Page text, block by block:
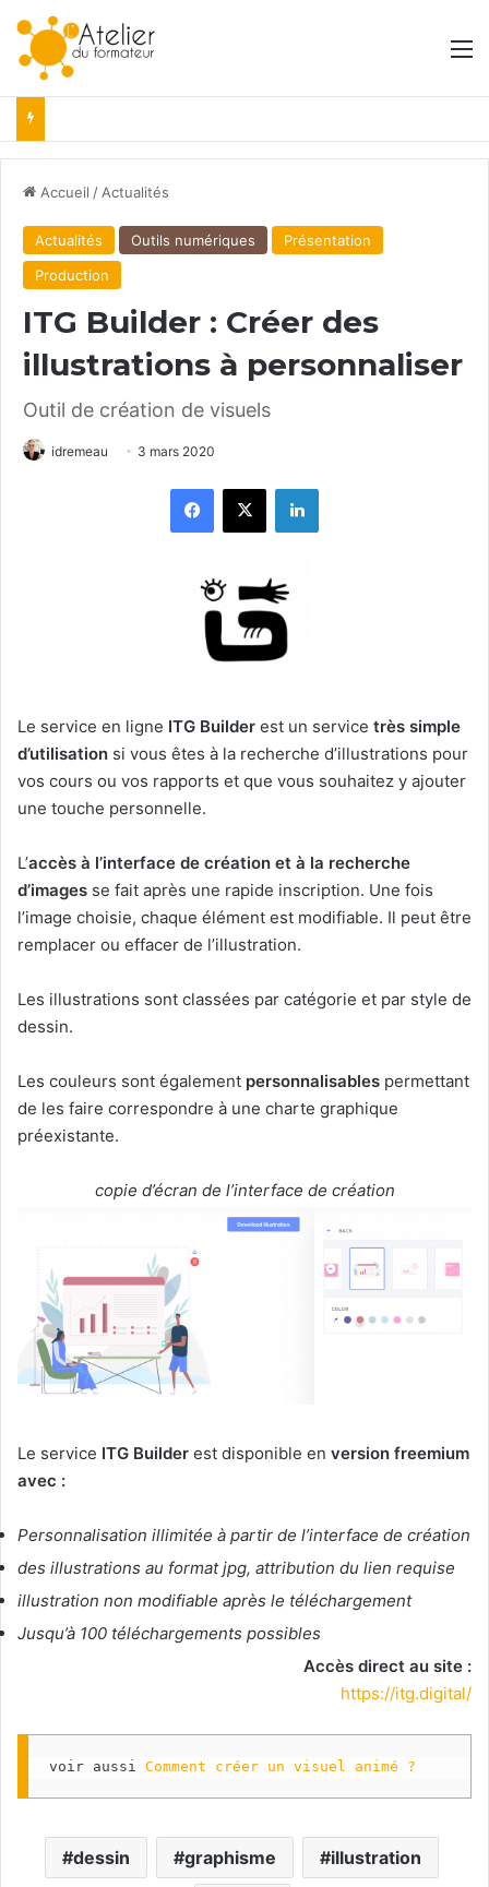
Accueil / Actualités
Actualités Outils numériques
Présentation
Production
ITG Builder : Créer des
illustrations à personnaliser
Outil de création de visuels
idremeau 3 mars 2020
Facebook
X Linkedin
Le service en ligne ITG Builder est un service très simple
d’utilisation si vous êtes à la recherche d’illustrations pour
vos cours ou vos rapports et que vous souhaitez y ajouter
une touche personnelle.
L’accès à l’interface de création et à la recherche
d’images se fait après une rapide inscription. Une fois
l’image choisie, chaque élément est modifiable. Il peut être
remplacer ou effacer de l’illustration.
Les illustrations sont classées par catégorie et par style de
dessin.
Les couleurs sont également personnalisables permettant
de les faire correspondre à une charte graphique
préexistante.
copie d’écran de l’interface de création
Le service ITG Builder est disponible en version freemium
avec :
Personnalisation illimitée à partir de l’interface de création
des illustrations au format jpg, attribution du lien requise
illustration non modifiable après le téléchargement
Jusqu’à 100 téléchargements possibles
Accès direct au site :
https://itg.digital/
voir aussi Comment créer un visuel animé ?
dessin graphisme illustration